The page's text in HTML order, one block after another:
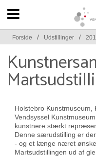
Forside / Udstillinger /
Holstebro Kunstmuseum,
Vendsyssel
kunstnere stærkt
Denne særudstilling er
- og et længe næret
Martsudstillingen ud af